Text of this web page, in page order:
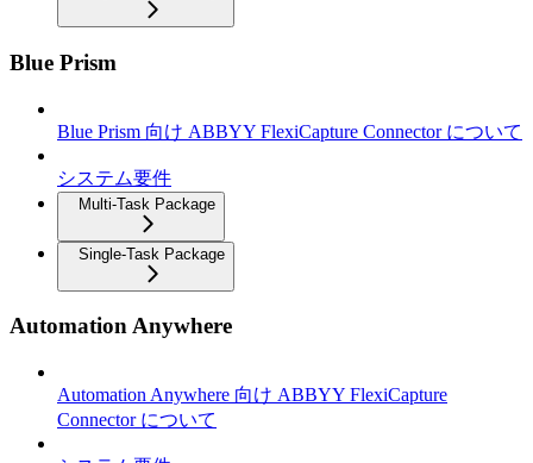
Blue Prism
Blue Prism 向け ABBYY FlexiCapture Connector について
システム要件
Multi-Task Package
Single-Task Package
Automation Anywhere
Automation Anywhere 向け ABBYY FlexiCapture
Connector について